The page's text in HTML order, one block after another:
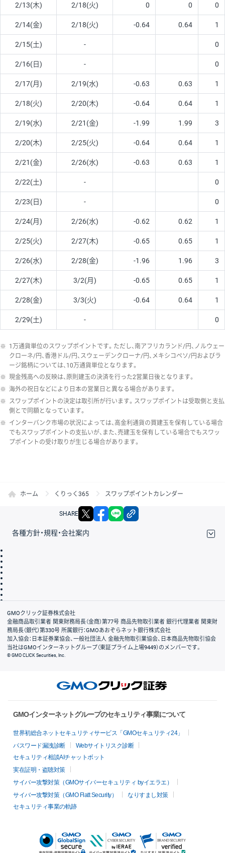
2/13(木) 2/18(火) 0 0 0
2/14(金) 2/18(火) -0.64 0.64 1
2/15(土) - 0
2/16(日) - 0
2/17(月) 2/19(水) -0.63 0.63 1
2/18(火) 2/20(木) -0.64 0.64 1
2/19(水) 2/21(金) -1.99 1.99 3
2/20(木) 2/25(火) -0.64 0.64 1
2/21(金) 2/26(水) -0.63 0.63 1
2/22(土) - 0
2/23(日) - 0
2/24(月) 2/26(水) -0.62 0.62 1
2/25(火) 2/27(木) -0.65 0.65 1
2/26(水) 2/28(金) -1.96 1.96 3
2/27(木) 3/2(月) -0.65 0.65 1
2/28(金) 3/3(火) -0.64 0.64 1
2/29(土) - 0
※ 1万通貨単位のスワップポイントです。ただし、南アフリカランド/円、ノルウェー
クローネ/円、香港ドル/円、スウェーデンクローナ/円、メキシコペソ/円およびラ
ージ銘柄については、10万通貨単位となります。
※ 現金残高への反映は、原則建玉の決済を行った2営業日後となります。
※ 海外の祝日などにより日本の営業日と異なる場合があります。
※ スワップポイントの決定は取引所が行います。スワップポイントは受取側と支払
側とで同額となっています。
※ インターバンク市場の状況によっては、高金利通貨の買建玉を保有している場合
でもスワップポイントの支払いが、また、売建玉を保有している場合でもスワッ
プポイントの受け取りが生じる場合があります。
ホーム くりっく365 スワップポイントカレンダー
SHARE X facebook
各種方針・規程・会社案内
会社案内
GMOクリック証券株式会社
金融商品取引業者 関東財務局長（金商）第77号 商品先物取引業者 銀行代理業者 関東財
務局長（銀代）第330号 所属銀行：GMOあおぞらネット銀行株式会社
加入協会：日本証券業協会、一般社団法人 金融先物取引業協会、日本商品先物取引協会
当社はGMOインターネットグループ（東証プライム上場9449）のメンバーです。
© GMO CLICK Securities, Inc.
GMOインターネットグループのセキュリティ事業について
世界初総合ネットセキュリティサービス「GMOセキュリティ24」
パスワード漏洩診断
Webサイトリスク診断
セキュリティ相談AIチャットボット
実在証明・盗聴対策
サイバー攻撃対策（GMOサイバーセキュリティ byイエラエ）
サイバー攻撃対策（GMO Flatt Security）
なりすまし対策
セキュリティ事業の軌跡